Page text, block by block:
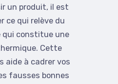
un produit, il est
ce qui relève du
qui constitue une
Cette
aide à cadrer vos
fausses bonnes